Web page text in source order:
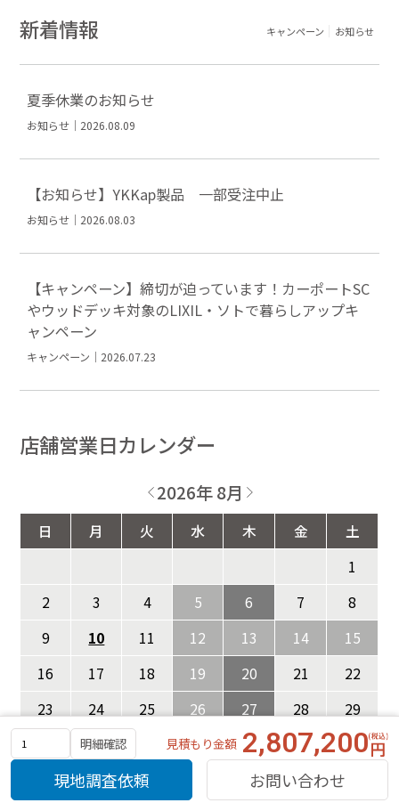
明細確認 見積もり金額 2,807,200
現地調査依頼 お問い合わせ
新着情報 キャンペーン お知らせ
夏季休業のお知らせ
お知らせ｜2026.08.09
【お知らせ】YKKap製品 一部受注中止
お知らせ｜2026.08.03
【キャンペーン】締切が迫っています！カーポートSC
やウッドデッキ対象のLIXIL・ソトで暮らしアップキ
ャンペーン
キャンペーン｜2026.07.23
店舗営業日カレンダー
2026年 8月
日 月 火 水 木 金
土
1
2
3 4 5 6 7
8
9
10 11 12 13 14
15
16
17 18 19 20 21
22
23
24 25 26 27 28
29
31
ネット注文は24時間対応